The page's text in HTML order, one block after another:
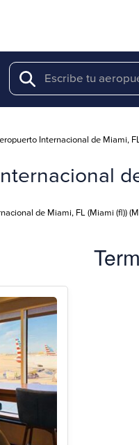
Search
Internacional de Miami,
de Miami, FL (Miami (fl))